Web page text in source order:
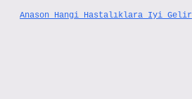
Anason Hangi Hastalıklara Iyi Gelir